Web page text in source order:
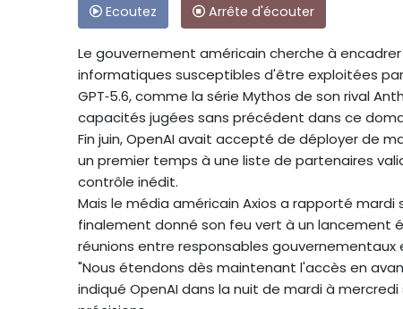
Ecoutez Arrête d'écouter
Le gouvernement américain cherche à
informatiques susceptibles d'être exploitées
GPT‑5.6, comme la série Mythos de son rival
capacités jugées sans précédent dans ce
Fin juin, OpenAI avait accepté de déployer de
un premier temps à une liste de partenaires
contrôle inédit.
Mais le média américain Axios a rapporté
finalement donné son feu vert à un lancement
réunions entre responsables
"Nous étendons dès maintenant l'accès en
indiqué OpenAI dans la nuit de mardi à